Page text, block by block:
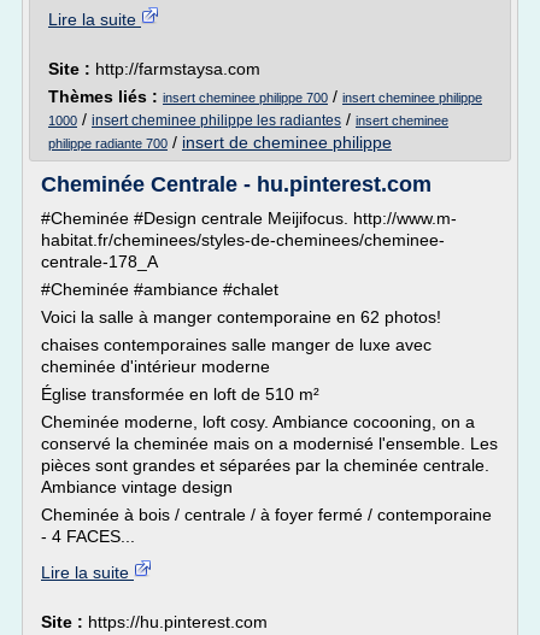
Lire la suite
Site : http://farmstaysa.com
Thèmes liés : insert cheminee philippe 700 / insert cheminee philippe
1000 / insert cheminee philippe les radiantes / insert cheminee
philippe radiante 700 / insert de cheminee philippe
Cheminée Centrale - hu.pinterest.com
#Cheminée #Design centrale Meijifocus. http://www.m-
habitat.fr/cheminees/styles-de-cheminees/cheminee-
centrale-178_A
#Cheminée #ambiance #chalet
Voici la salle à manger contemporaine en 62 photos!
chaises contemporaines salle manger de luxe avec
cheminée d'intérieur moderne
Église transformée en loft de 510 m²
Cheminée moderne, loft cosy. Ambiance cocooning, on a
conservé la cheminée mais on a modernisé l'ensemble. Les
pièces sont grandes et séparées par la cheminée centrale.
Ambiance vintage design
Cheminée à bois / centrale / à foyer fermé / contemporaine
- 4 FACES...
Lire la suite
Site : https://hu.pinterest.com